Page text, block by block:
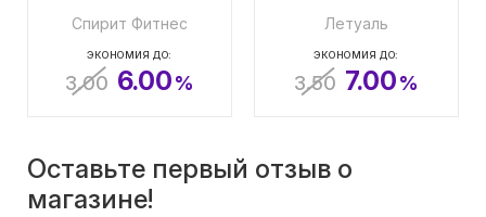
Спирит Фитнес
ЭКОНОМИЯ ДО:
3.00 6.00%
Летуаль
ЭКОНОМИЯ ДО:
3.50 7.00%
Оставьте первый отзыв о
магазине!